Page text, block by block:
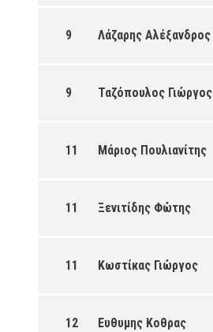
9 Λάζαρης Αλέξανδρος
9 Ταζόπουλος Γιώργος
11 Μάριος Πουλιανίτης
11 Ξενιτίδης Φώτης
11 Κωστίκας Γιώργος
12 Ευθυμης Κοθρας